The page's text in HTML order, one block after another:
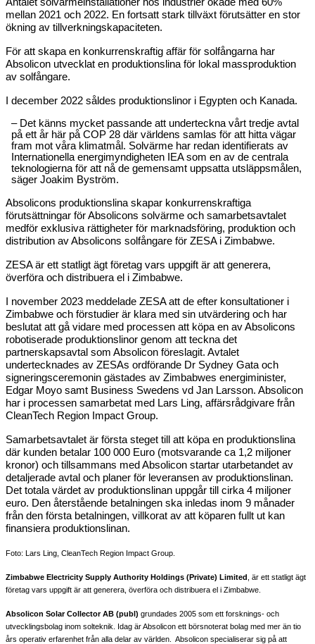
Antalet solvärmeinstallationer hos industrier ökade med 60%
mellan 2021 och 2022. En fortsatt stark tillväxt förutsätter en stor
ökning av tillverkningskapaciteten.
För att skapa en konkurrenskraftig affär för solfångarna har
Absolicon utvecklat en produktionslina för lokal massproduktion
av solfångare.
I december 2022 såldes produktionslinor i Egypten och Kanada.
– Det känns mycket passande att underteckna vårt tredje avtal
på ett år här på COP 28 där världens samlas för att hitta vägar
fram mot våra klimatmål. Solvärme har redan identifierats av
Internationella energimyndigheten IEA som en av de centrala
teknologierna för att nå de gemensamt uppsatta utsläppsmålen,
säger Joakim Byström.
Absolicons produktionslina skapar konkurrenskraftiga
förutsättningar för Absolicons solvärme och samarbetsavtalet
medför exklusiva rättigheter för marknadsföring, produktion och
distribution av Absolicons solfångare för ZESA i Zimbabwe.
ZESA är ett statligt ägt företag vars uppgift är att generera,
överföra och distribuera el i Zimbabwe.
I november 2023 meddelade ZESA att de efter konsultationer i
Zimbabwe och förstudier är klara med sin utvärdering och har
beslutat att gå vidare med processen att köpa en av Absolicons
robotiserade produktionslinor genom att teckna det
partnerskapsavtal som Absolicon föreslagit. Avtalet
undertecknades av ZESAs ordförande Dr Sydney Gata och
signeringsceremonin gästades av Zimbabwes energiminister,
Edgar Moyo samt Business Swedens vd Jan Larsson. Absolicon
har i processen samarbetat med Lars Ling, affärsrådgivare från
CleanTech Region Impact Group.
Samarbetsavtalet är första steget till att köpa en produktionslina
där kunden betalar 100 000 Euro (motsvarande ca 1,2 miljoner
kronor) och tillsammans med Absolicon startar utarbetandet av
detaljerade avtal och planer för leveransen av produktionslinan.
Det totala värdet av produktionslinan uppgår till cirka 4 miljoner
euro. Den återstående betalningen ska inledas inom 9 månader
från den första betalningen, villkorat av att köparen fullt ut kan
finansiera produktionslinan.
Foto: Lars Ling, CleanTech Region Impact Group.
Zimbabwe Electricity Supply Authority Holdings (Private) Limited , är ett statligt ägt
företag vars uppgift är att generera, överföra och distribuera el i Zimbabwe.
Absolicon Solar Collector AB (publ) grundades 2005 som ett forsknings- och
utvecklingsbolag inom solteknik. Idag är Absolicon ett börsnoterat bolag med mer än tio
års operativ erfarenhet från alla delar av världen. Absolicon specialiserar sig på att